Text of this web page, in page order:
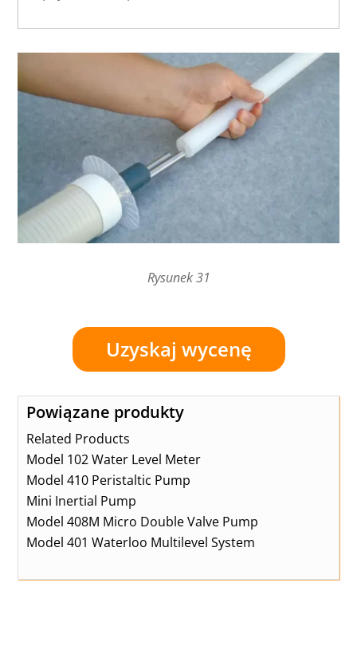
Rysunek 31
Uzyskaj wycenę
Powiązane produkty
Related Products
Model 102 Water Level Meter
Model 410 Peristaltic Pump
Mini Inertial Pump
Model 408M Micro Double Valve Pump
Model 401 Waterloo Multilevel System